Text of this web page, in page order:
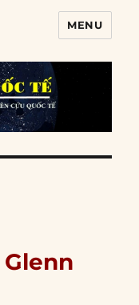
MENU
Glenn